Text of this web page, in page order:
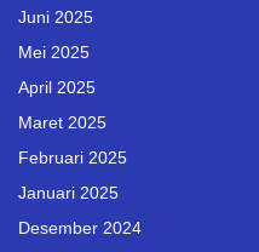
Juni 2025
Mei 2025
April 2025
Maret 2025
Februari 2025
Januari 2025
Desember 2024